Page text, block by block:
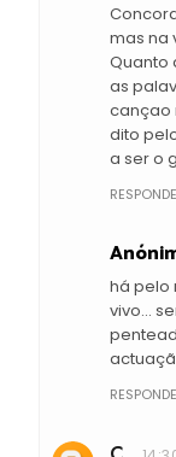
mas na
Quanto
as
cançao
dito
a ser o
há pelo
vivo...